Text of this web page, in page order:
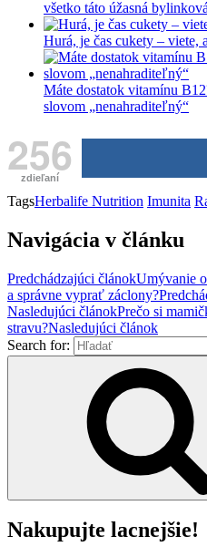
všetko táto úžasná
Hurá, je čas cukety – viete,
Máte dostatok vitamínu
slovom „nenahraditeľný“
256
zdieľaní
TagsHerbalife Nutrition Imunita
Navigácia v článku
Predchádzajúci článokUmývanie
a správne vyprať záclony?
Nasledujúci článokPrečo si
stravu?Nasledujúci článok
Search for:
Nakupujte lacnejšie!